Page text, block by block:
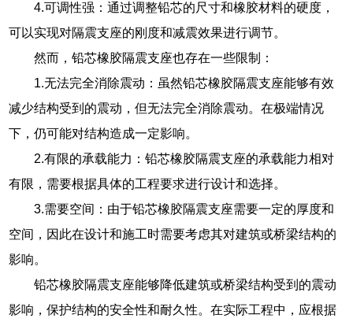
4.可调性强：通过调整铅芯的尺寸和橡胶材料的硬度，
可以实现对隔震支座的刚度和减震效果进行调节。
然而，铅芯橡胶隔震支座也存在一些限制：
1.无法完全消除震动：虽然铅芯橡胶隔震支座能够有效
减少结构受到的震动，但无法完全消除震动。在极端情况
下，仍可能对结构造成一定影响。
2.有限的承载能力：铅芯橡胶隔震支座的承载能力相对
有限，需要根据具体的工程要求进行设计和选择。
3.需要空间：由于铅芯橡胶隔震支座需要一定的厚度和
空间，因此在设计和施工时需要考虑其对建筑或桥梁结构的
影响。
铅芯橡胶隔震支座能够降低建筑或桥梁结构受到的震动
影响，保护结构的安全性和耐久性。在实际工程中，应根据